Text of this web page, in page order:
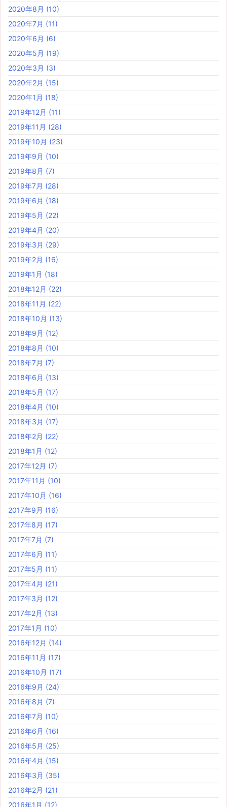
2020年8月 (10)
2020年7月 (11)
2020年6月 (6)
2020年5月 (19)
2020年3月 (3)
2020年2月 (15)
2020年1月 (18)
2019年12月 (11)
2019年11月 (28)
2019年10月 (23)
2019年9月 (10)
2019年8月 (7)
2019年7月 (28)
2019年6月 (18)
2019年5月 (22)
2019年4月 (20)
2019年3月 (29)
2019年2月 (16)
2019年1月 (18)
2018年12月 (22)
2018年11月 (22)
2018年10月 (13)
2018年9月 (12)
2018年8月 (10)
2018年7月 (7)
2018年6月 (13)
2018年5月 (17)
2018年4月 (10)
2018年3月 (17)
2018年2月 (22)
2018年1月 (12)
2017年12月 (7)
2017年11月 (10)
2017年10月 (16)
2017年9月 (16)
2017年8月 (17)
2017年7月 (7)
2017年6月 (11)
2017年5月 (11)
2017年4月 (21)
2017年3月 (12)
2017年2月 (13)
2017年1月 (10)
2016年12月 (14)
2016年11月 (17)
2016年10月 (17)
2016年9月 (24)
2016年8月 (7)
2016年7月 (10)
2016年6月 (16)
2016年5月 (25)
2016年4月 (15)
2016年3月 (35)
2016年2月 (21)
2016年1月 (12)